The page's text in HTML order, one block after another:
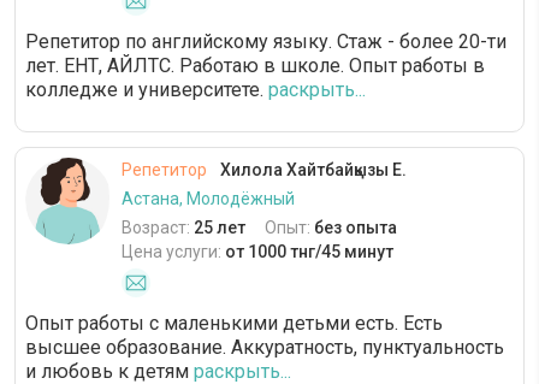
Репетитор по английскому языку. Стаж - более 20-ти
лет. ЕНТ, АЙЛТС. Работаю в школе. Опыт работы в
колледже и университете. раскрыть...
Репетитор
Хилола Хайтбайқызы Е.
Астана, Молодёжный
Возраст: 25 лет Опыт: без опыта
Цена услуги: от 1000 тнг/45 минут
Опыт работы c маленькими детьми есть. Есть
высшее образование. Аккуратность, пунктуальность
и любовь к детям раскрыть...